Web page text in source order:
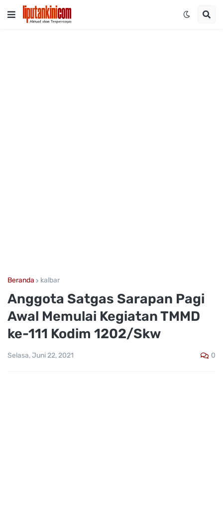
Beranda kalbar
Anggota Satgas Sarapan Pagi
Awal Memulai Kegiatan TMMD
ke-111 Kodim 1202/Skw
Selasa, Juni 22, 2021 0